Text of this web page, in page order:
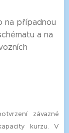
na případnou
a na
závazné
kurzu. V